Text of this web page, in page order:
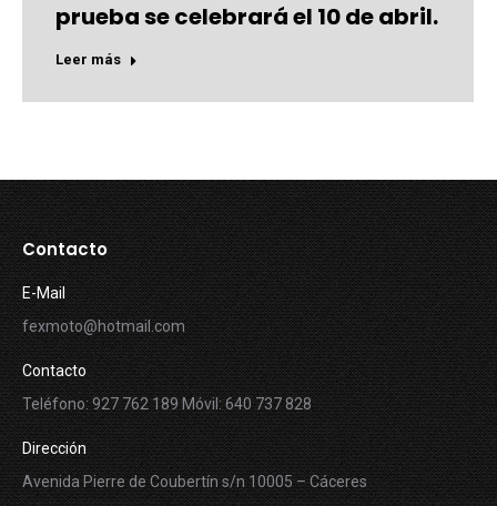
prueba se celebrará el 10 de abril.
Leer más
Contacto
E-Mail
fexmoto@hotmail.com
Contacto
Teléfono: 927 762 189 Móvil: 640 737 828
Dirección
Avenida Pierre de Coubertín s/n 10005 – Cáceres